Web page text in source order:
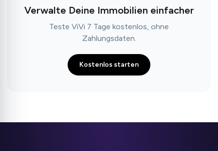
Verwalte Deine Immobilien einfacher
Teste ViVi 7 Tage kostenlos, ohne
Zahlungsdaten.
Kostenlos starten